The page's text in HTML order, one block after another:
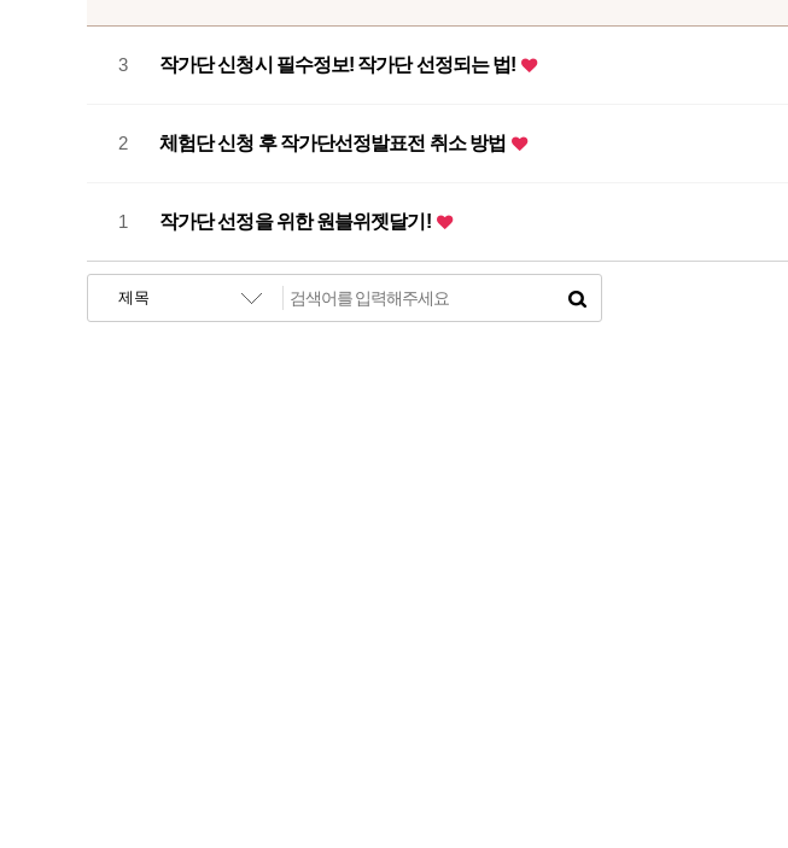
3 작가단 신청시 필수정보! 작가단 선정되는 법!
2 체험단 신청 후 작가단선정발표전 취소 방법
1 작가단 선정을 위한 원블위젯달기!